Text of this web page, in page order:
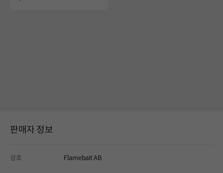
판매자 정보
상호 Flamebait AB